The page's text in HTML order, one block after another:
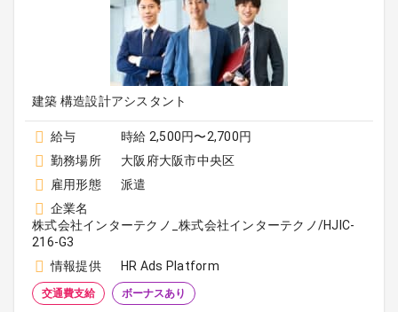
建築 構造設計アシスタント
給与
時給 2,500円〜2,700円
勤務場所
大阪府大阪市中央区
雇用形態
派遣
企業名
株式会社インターテクノ_株式会社インターテクノ/HJIC-
216-G3
情報提供
HR Ads Platform
交通費支給 ボーナスあり